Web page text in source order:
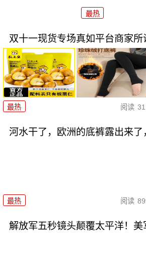
最热
双十一现货专场真如平台商家所
最热 阅读
河水干了，欧洲的底裤露出来了
最热 阅读
解放军五秒镜头颠覆太平洋！美